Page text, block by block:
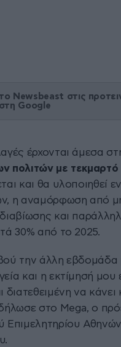
Newsbeast στις
Google
έρχονται άμεσα
πολιτών με τεκμαρτό
και θα υλοποιηθεί
η αναμόρφωση από
και
30% από το 2025.
την άλλη εβδομάδα
και η εκτίμησή μου
διατεθειμένη να κάνει
στο Mega, ο
Επιμελητηρίου